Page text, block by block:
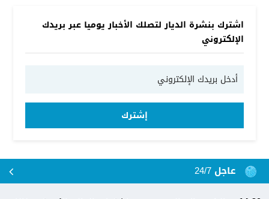
اشترك بنشرة الديار لتصلك الأخبار يوميا عبر بريدك
الإلكتروني
إشترك
عاجل 24/7